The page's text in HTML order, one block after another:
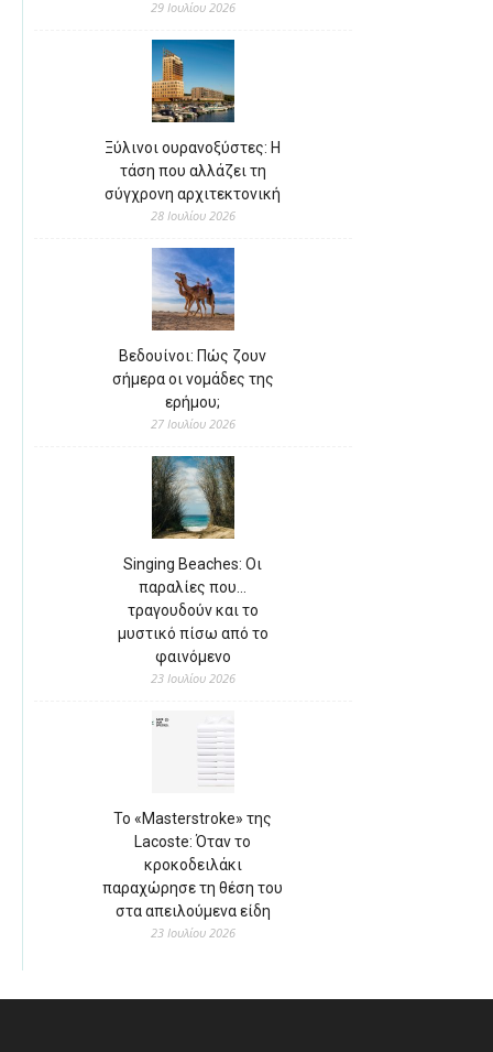
29 Ιουλίου 2026
Ξύλινοι ουρανοξύστες: Η
τάση που αλλάζει τη
σύγχρονη αρχιτεκτονική
28 Ιουλίου 2026
Βεδουίνοι: Πώς ζουν
σήμερα οι νομάδες της
ερήμου;
27 Ιουλίου 2026
Singing Beaches: Οι
παραλίες που…
τραγουδούν και το
μυστικό πίσω από το
φαινόμενο
23 Ιουλίου 2026
Το «Masterstroke» της
Lacoste: Όταν το
κροκοδειλάκι
παραχώρησε τη θέση του
στα απειλούμενα είδη
23 Ιουλίου 2026